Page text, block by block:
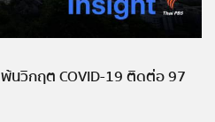
นวิกฤต COVID-19 ติดต่อ 97